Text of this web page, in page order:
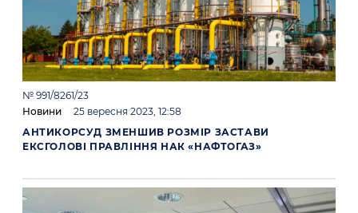
№ 991/8261/23
Новини
25 вересня 2023, 12:58
АНТИКОРСУД ЗМЕНШИВ РОЗМІР ЗАСТАВИ
ЕКСГОЛОВІ ПРАВЛІННЯ НАК «НАФТОГАЗ»